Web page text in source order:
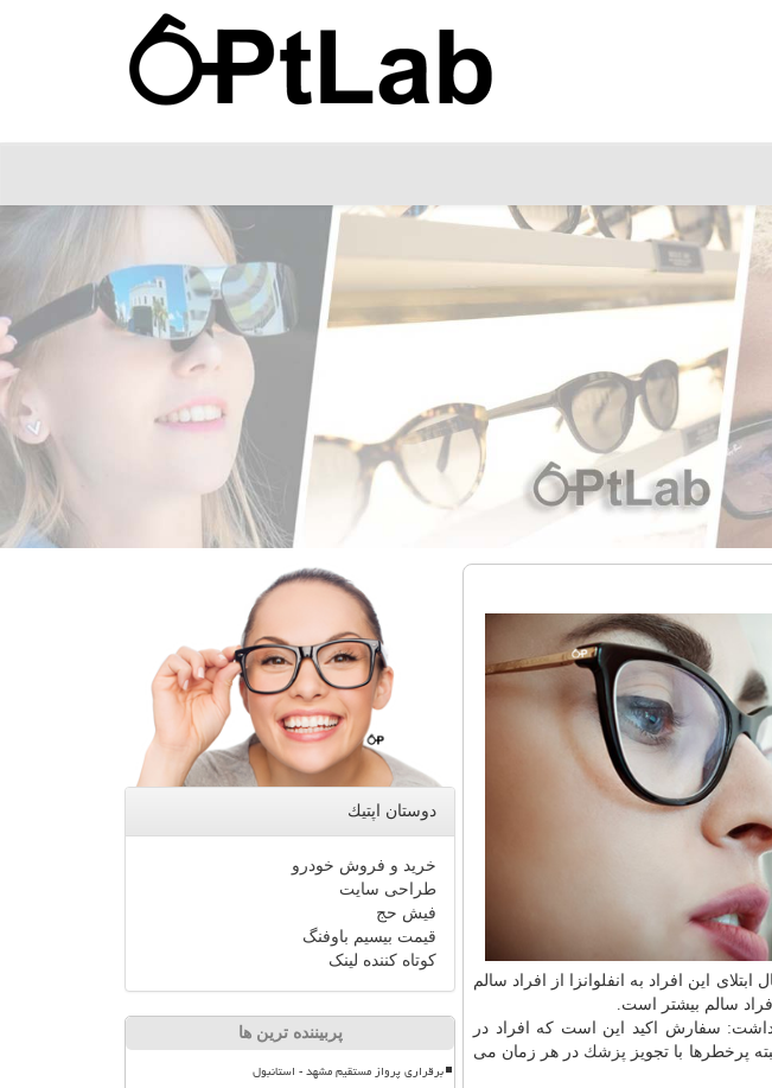
این افراد به انفلوانزا از افراد سالم
سالم بیشتر است.
داشت: سفارش اكید این است كه افراد در
پرخطرها با تجویز پزشك در هر زمان می
دوستان اپتیك
خرید و فروش خودرو
طراحی سایت
فیش حج
قیمت بیسیم باوفنگ
کوتاه کننده لینک
پربیننده ترین ها
برقراری پرواز مستقیم مشهد - استانبول